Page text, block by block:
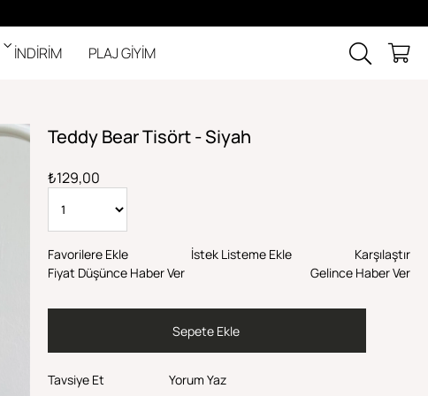
İNDİRİM PLAJ GİYİM
Teddy Bear Tisört - Siyah
₺129,00
Favorilere Ekle İstek Listeme Ekle
Karşılaştır
Fiyat Düşünce Haber Ver
Gelince Haber Ver
Tavsiye Et Yorum Yaz